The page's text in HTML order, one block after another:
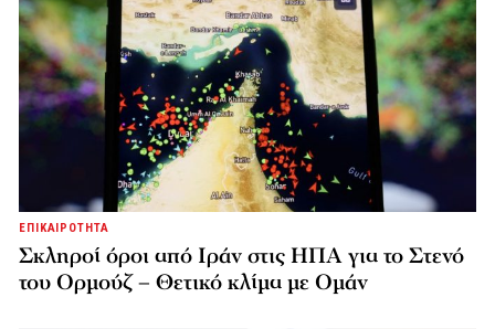
ΕΠΙΚΑΙΡΟΤΗΤΑ
Σκληροί όροι από Ιράν στις ΗΠΑ για το Στενό
του Ορμούζ – Θετικό κλίμα με Ομάν